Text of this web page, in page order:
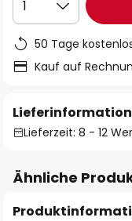
1
50 Tage
Kauf auf
Lieferzeit: 8 - 12
Ähnliche